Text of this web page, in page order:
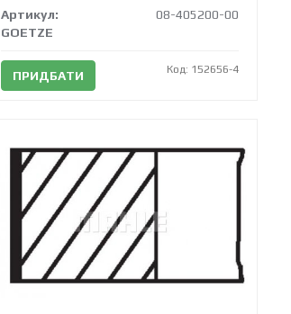
Артикул:
08-405200-00
GOETZE
ПРИДБАТИ Код: 152656-4